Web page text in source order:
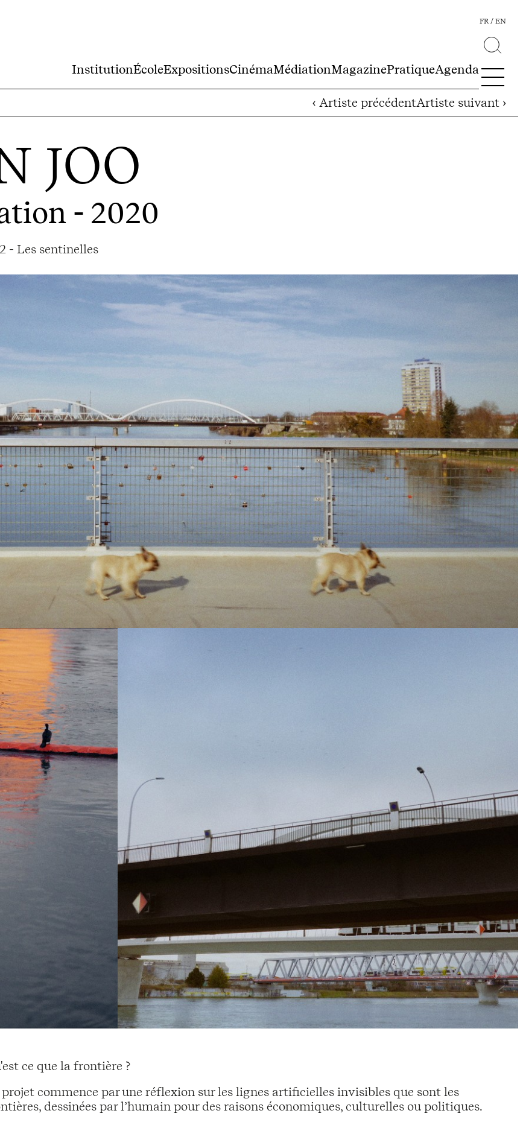
InstitutionÉcoleExpositionsCinémaMédiationMagazinePratiqueAgenda
FR EN
‹ Artiste précédentArtiste suivant ›
JOO
- 2020
- Les sentinelles
ce que la frontière ?
projet commence par une réflexion sur les lignes artificielles invisibles que sont les
dessinées par l’humain pour des raisons économiques, culturelles ou politiques.